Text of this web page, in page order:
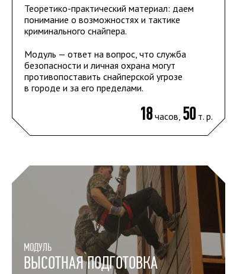
Теоретико-практический материал: даем
понимание о возможностях и тактике
криминального снайпера.
Модуль — ответ на вопрос, что служба
безопасности и личная охрана могут
противопоставить снайперской угрозе
в городе и за его пределами.
18часов, 50т. р.
МОДУЛЬ
ВЫСОТНАЯ ПОДГОТОВКА